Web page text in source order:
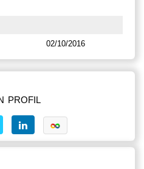
02/10/2016
profil